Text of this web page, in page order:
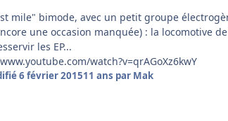
mile" bimode, avec un petit groupe
une occasion manquée) : la locomotive
les EP...
watch?v=qrAGoXz6kwY
6 février 201511 ans par Mak